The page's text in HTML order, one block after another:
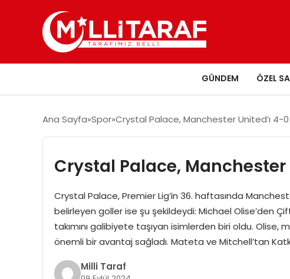
GÜNDEM ÖZEL
Ana Sayfa Spor Crystal Palace, Manchester United’ı 4-
Crystal Palace, Manchester
Crystal Palace, Premier Lig’in 36. haftasında
belirleyen goller ise şu şekildeydi: Michael Olise’den
takımını galibiyete taşıyan isimlerden biri oldu. Olise,
önemli bir avantaj sağladı. Mateta ve Mitchell’tan
Milli Taraf